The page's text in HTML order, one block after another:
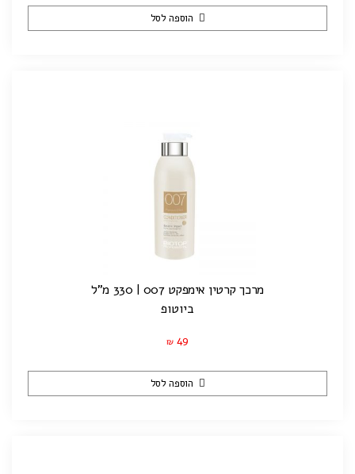
הוספה לסל
מרכך קרטין אימפקט 007 | 330 מ"ל
ביוטופ
₪ 49
הוספה לסל